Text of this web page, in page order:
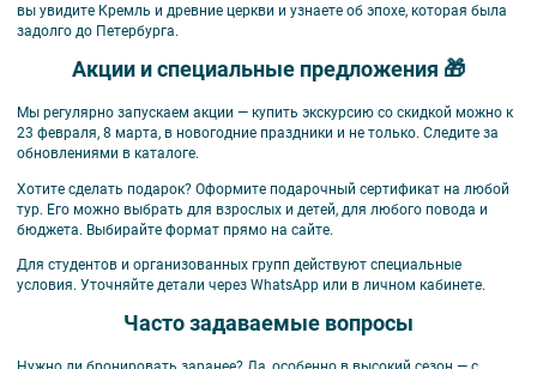
вы увидите Кремль и древние церкви и узнаете об эпохе, которая была
задолго до Петербурга.
Акции и специальные предложения 🎁
Мы регулярно запускаем акции — купить экскурсию со скидкой можно к
23 февраля, 8 марта, в новогодние праздники и не только. Следите за
обновлениями в каталоге.
Хотите сделать подарок? Оформите подарочный сертификат на любой
тур. Его можно выбрать для взрослых и детей, для любого повода и
бюджета. Выбирайте формат прямо на сайте.
Для студентов и организованных групп действуют специальные
условия. Уточняйте детали через WhatsApp или в личном кабинете.
Часто задаваемые вопросы